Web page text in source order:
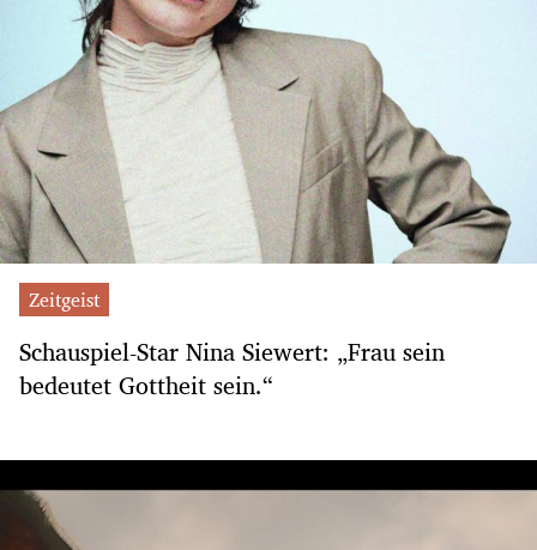
Zeitgeist
Schauspiel-Star Nina Siewert: „Frau sein
bedeutet Gottheit sein.“